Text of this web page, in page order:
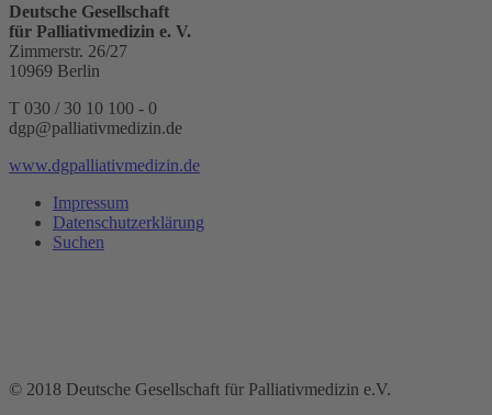
Deutsche Gesellschaft
für Palliativmedizin e. V.
Zimmerstr. 26/27
10969 Berlin
T 030 / 30 10 100 - 0
dgp@palliativmedizin.de
www.dgpalliativmedizin.de
Impressum
Datenschutzerklärung
Suchen
© 2018 Deutsche Gesellschaft für Palliativmedizin e.V.